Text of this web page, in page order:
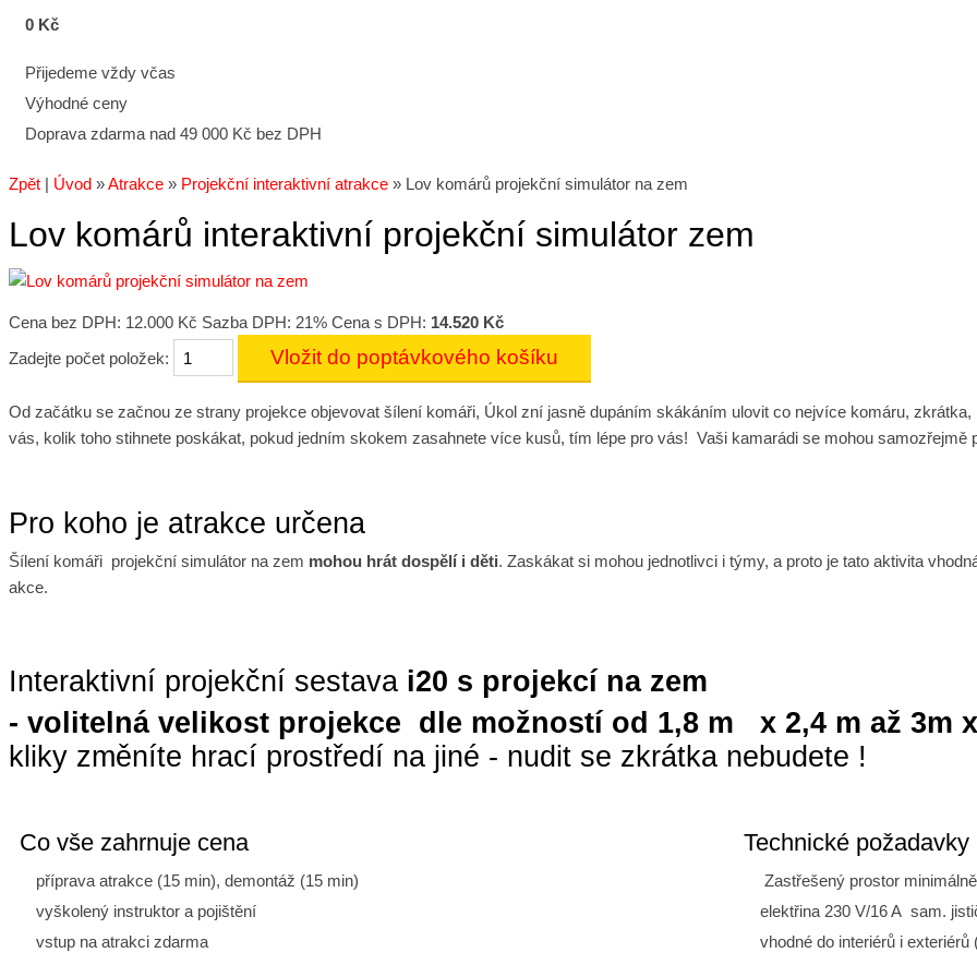
0 Kč
Přijedeme vždy včas
Výhodné ceny
Doprava zdarma nad 49 000 Kč bez DPH
Zpět | Úvod »Atrakce » Projekční interaktivní atrakce » Lov komárů projekční simulátor na zem
Lov komárů interaktivní projekční simulátor zem
Cena bez DPH: 12.000 Kč Sazba DPH: 21% Cena s DPH: 14.520 Kč
Zadejte počet položek:
Od začátku se začnou ze strany projekce objevovat šílení komáři, Úkol zní jasně dupáním skákáním ulovit co nejvíce komáru,
vás, kolik toho stihnete poskákat, pokud jedním skokem zasahnete více kusů, tím lépe pro vás! Vaši kamarádi se mohou samozřejmě
Pro koho je atrakce určena
Šílení komáři projekční simulátor na zem mohou hrát dospělí i děti. Zaskákat si mohou jednotlivci i týmy, a proto je tato aktivita
akce.
Interaktivní projekční sestava i20 s projekcí na zem
- volitelná velikost projekce dle možností od 1,8 m x 2,4 m až 3m
kliky změníte hrací prostředí na jiné - nudit se zkrátka nebudete !
Co vše zahrnuje cena
příprava atrakce (15 min), demontáž (15 min)
vyškolený instruktor a pojištění
vstup na atrakci zdarma
Technické požadavky
Zastřešený prostor
elektřina 230 V/16 A sam.
vhodné do interiérů i exteriérů